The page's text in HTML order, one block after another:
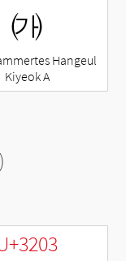
㈎
Hangeul
Kiyeok A